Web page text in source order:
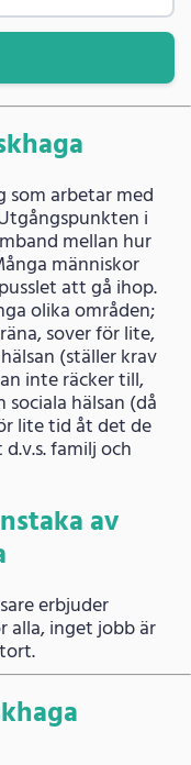
som arbetar med
i
mellan hur
människor
att gå ihop.
olika områden;
sover för lite,
(ställer krav
inte räcker till,
hälsan (då
lite tid åt det de
familj och
av
erbjuder
alla, inget jobb är